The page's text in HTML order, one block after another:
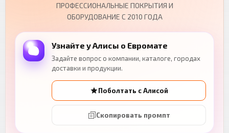
ПРОФЕССИОНАЛЬНЫЕ ПОКРЫТИЯ И
ОБОРУДОВАНИЕ С 2010 ГОДА
Узнайте у Алисы о Евромате
Задайте вопрос о компании, каталоге, городах
доставки и продукции.
Поболтать с Алисой
Скопировать промпт